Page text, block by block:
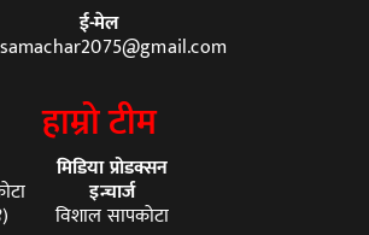
ई-मेल
हाम्रो टीम
मिडिया प्रोडक्सन
इन्चार्ज
विशाल सापकोटा